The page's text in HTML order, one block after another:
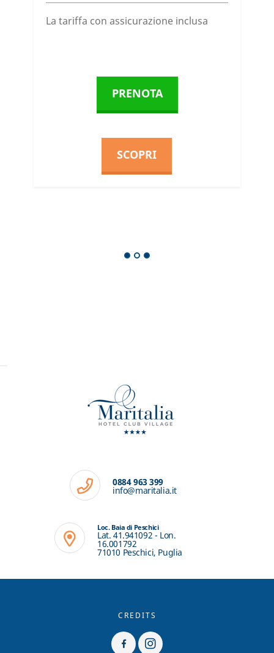
La tariffa con assicurazione inclusa
PRENOTA
SCOPRI
0884 963 399
info@maritalia.it
Loc. Baia di Peschici
Lat. 41.941092 - Lon.
16.001792
71010 Peschici, Puglia
CREDITS